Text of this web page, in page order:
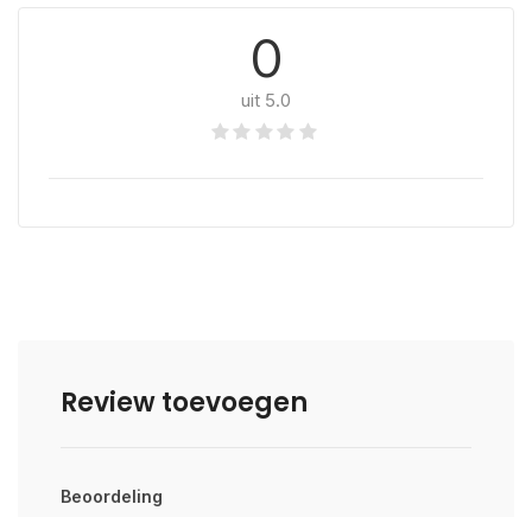
0
uit 5.0
Review toevoegen
Beoordeling